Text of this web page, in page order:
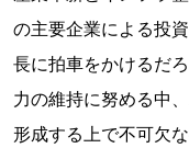
の主要企業による投
長に拍車をかけるだ
力の維持に努める中
形成する上で不可欠